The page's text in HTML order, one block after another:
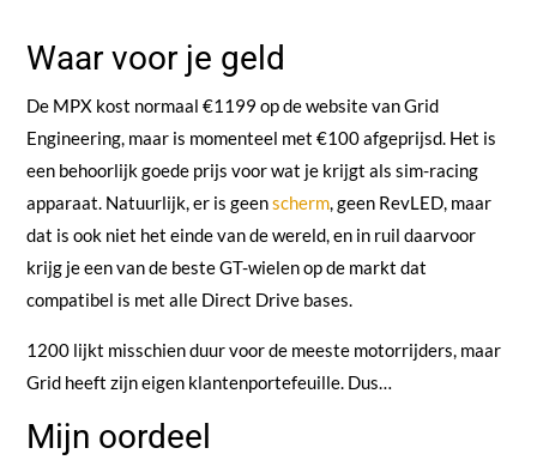
Waar voor je geld
De MPX kost normaal €1199 op de website van Grid
Engineering, maar is momenteel met €100 afgeprijsd. Het is
een behoorlijk goede prijs voor wat je krijgt als sim-racing
apparaat. Natuurlijk, er is geenscherm, geen RevLED, maar
dat is ook niet het einde van de wereld, en in ruil daarvoor
krijg je een van de beste GT-wielen op de markt dat
compatibel is met alle Direct Drive bases.
1200 lijkt misschien duur voor de meeste motorrijders, maar
Grid heeft zijn eigen klantenportefeuille. Dus…
Mijn oordeel